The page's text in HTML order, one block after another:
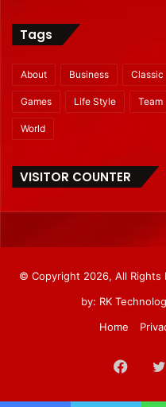
Tags
About Business Classic
Games Life Style Team
World
VISITOR COUNTER
© Copyright 2026, All Rights
by: RK
Home